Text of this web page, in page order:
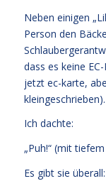
Neben einigen
Person den
dass es keine
jetzt ec-karte,
kleingeschrieben).
Ich dachte:
„Puh!“ (mit
Es gibt sie